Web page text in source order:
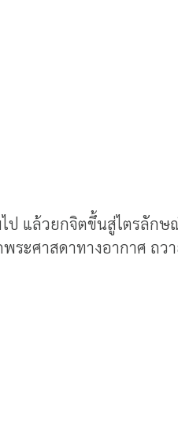
ป แล้วยกจิตขึ้นสู่ไตรลัก
ระศาสดาทางอากาศ ถ